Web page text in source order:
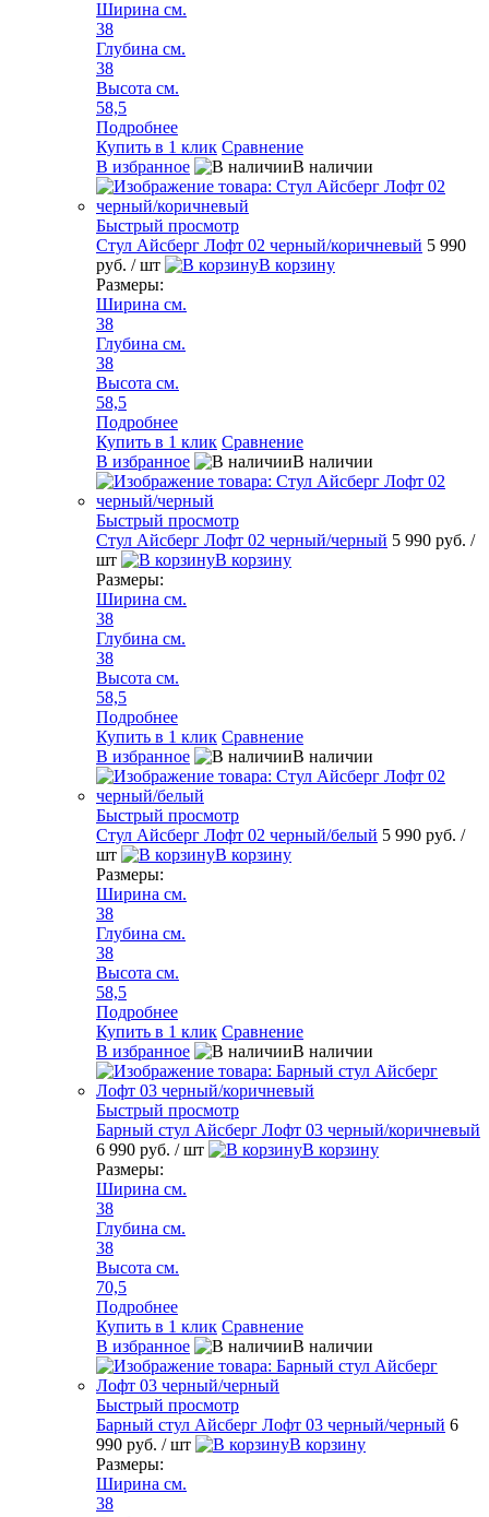
Ширина см.
38
Глубина см.
38
Высота см.
58,5
Подробнее
Купить в 1 клик Сравнение
В избранное
В наличии
Быстрый просмотр
Стул Айсберг Лофт 02 черный/коричневый 5 990
руб. / шт
В корзину
Размеры:
Ширина см.
38
Глубина см.
38
Высота см.
58,5
Подробнее
Купить в 1 клик Сравнение
В избранное
В наличии
Быстрый просмотр
Стул Айсберг Лофт 02 черный/черный 5 990 руб. /
шт
В корзину
Размеры:
Ширина см.
38
Глубина см.
38
Высота см.
58,5
Подробнее
Купить в 1 клик Сравнение
В избранное
В наличии
Быстрый просмотр
Стул Айсберг Лофт 02 черный/белый 5 990 руб. /
шт
В корзину
Размеры:
Ширина см.
38
Глубина см.
38
Высота см.
58,5
Подробнее
Купить в 1 клик Сравнение
В избранное
В наличии
Быстрый просмотр
Барный стул Айсберг Лофт 03 черный/коричневый
6 990 руб. / шт
В корзину
Размеры:
Ширина см.
38
Глубина см.
38
Высота см.
70,5
Подробнее
Купить в 1 клик Сравнение
В избранное
В наличии
Быстрый просмотр
Барный стул Айсберг Лофт 03 черный/черный 6
990 руб. / шт
В корзину
Размеры:
Ширина см.
38